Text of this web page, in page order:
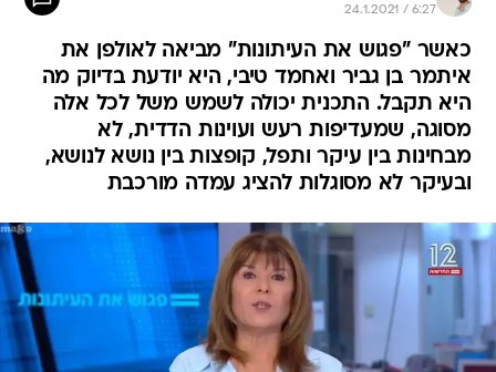
24.1.2021 / 6:27
כאשר "פגוש את העיתונות" מביאה לאולפן את
איתמר בן גביר ואחמד טיבי, היא יודעת בדיוק מה
היא תקבל. התכנית יכולה לשמש משל לכל אלה
מסוגה, שמעדיפות רעש ועוינות הדדית, לא
מבחינות בין עיקר ותפל, קופצות בין נושא לנושא,
ובעיקר לא מסוגלות להציג עמדה מורכבת